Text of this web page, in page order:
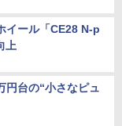
イール「CE28 N-p
上
円台の“小さなピュ